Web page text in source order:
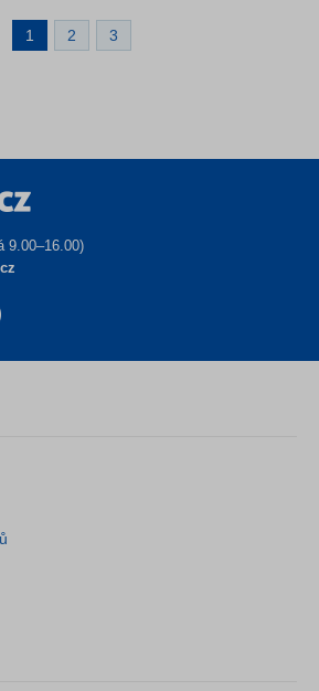
1 2 3
9.00–16.00)